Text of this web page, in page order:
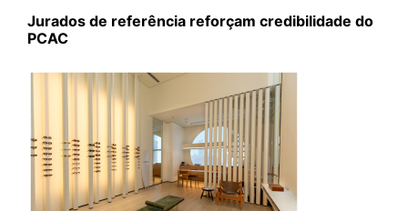
Jurados de referência reforçam credibilidade do
PCAC